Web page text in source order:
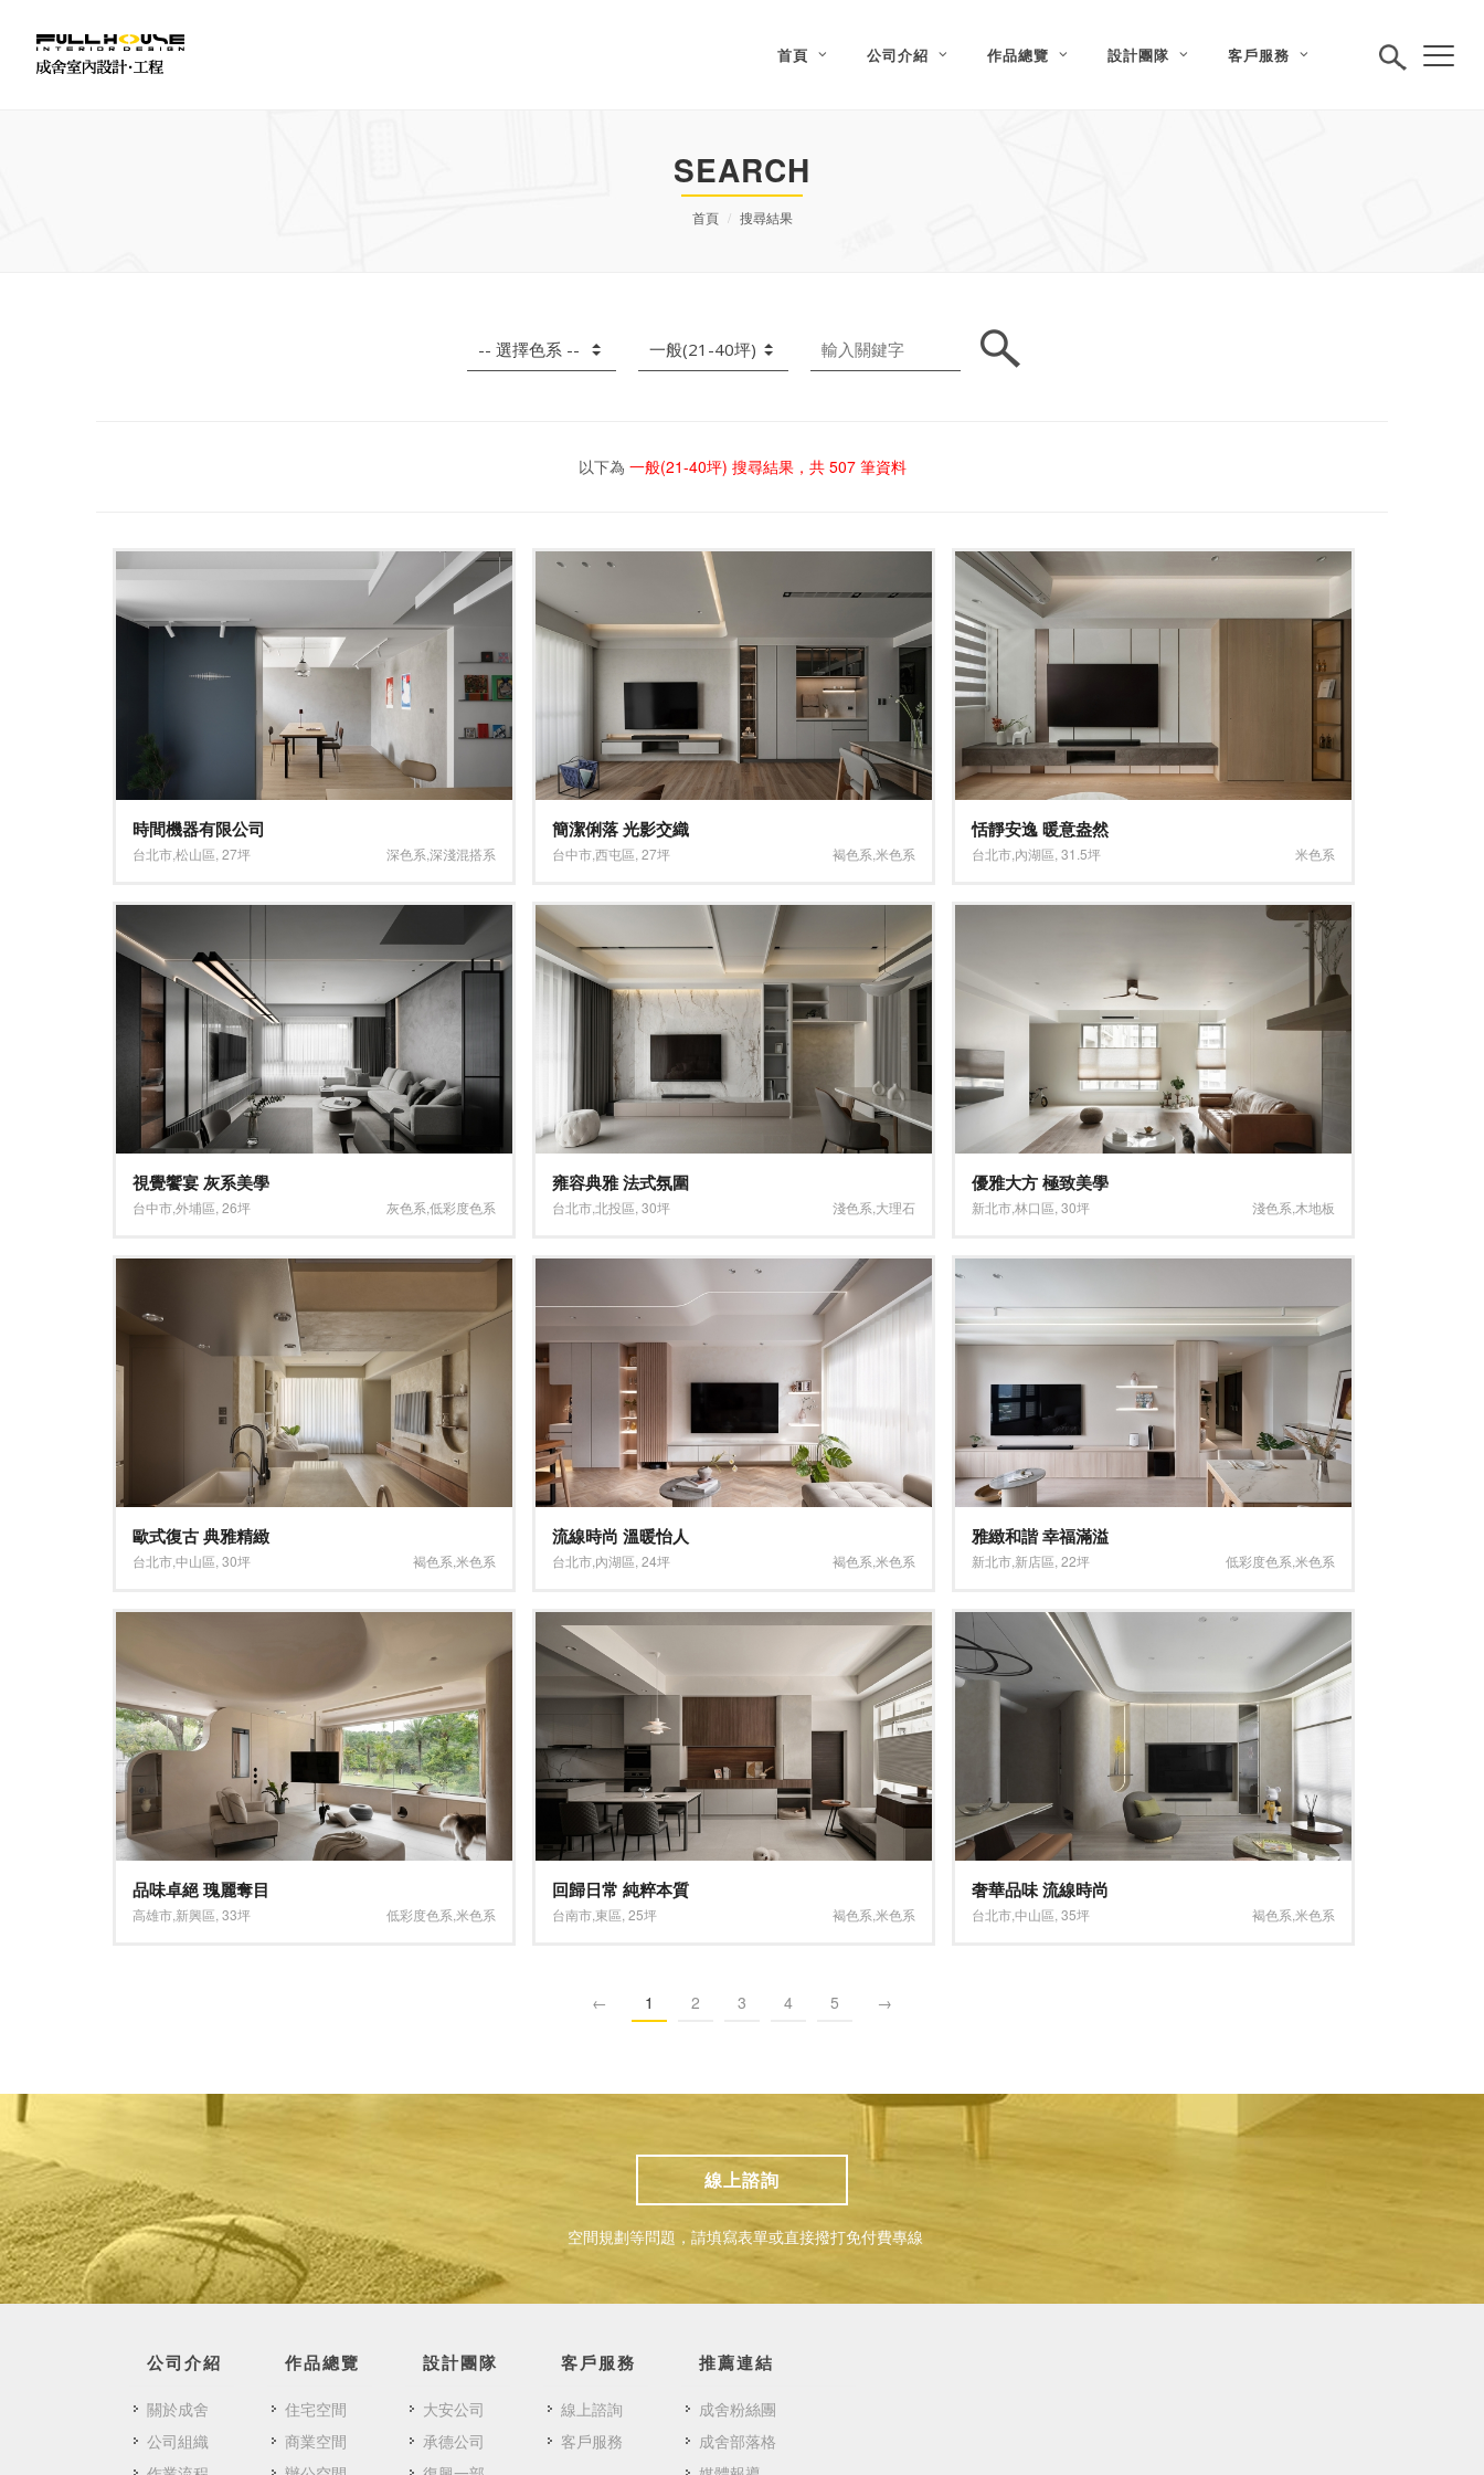
首頁 公司介紹 作品總覽 設計團隊 客戶服務
SEARCH
首頁 搜尋結果
以下為 一般(21-40坪) 搜尋結果，共 507筆資料
時間機器有限公司
台北市松山區 27坪 深色系 深淺混搭系
簡潔俐落 光影交織
台中市西屯區 27坪 褐色系 米色系
恬靜安逸 暖意盎然
台北市 內湖區 31.5坪 米色系
視覺饗宴 灰系美學
台中市外埔區 26坪 灰色系 低彩度色系
雍容典雅 法式氛圍
台北市北投區 30坪 淺色系 大理石
優雅大方 極致美學
新北市林口區 30坪 淺色系 木地板
歐式復古 典雅精緻
台北市中山區 30坪 褐色系 米色系
流線時尚 溫暖怡人
台北市 內湖區 24坪 褐色系 米色系
雅緻和諧 幸福滿溢
新北市 新店區 22坪 低彩度色系 米色系
品味卓絕 瑰麗奪目
高雄市 新興區 33坪 低彩度色系 米色系
回歸日常 純粹本質
台南市 東區 25坪 褐色系 米色系
奢華品味 流線時尚
台北市中山區 35坪 褐色系 米色系
← 1 2 3 4 5 →
線上諮詢
空間規劃等問題，請填寫表單或直接撥打免付費專線
公司介紹
關於成舍
公司組織
作品總覽
住宅空間
商業空間
設計團隊
大安公司
承德公司
客戶服務
線上諮詢
客戶服務
推薦連結
成舍粉絲團
成舍部落格